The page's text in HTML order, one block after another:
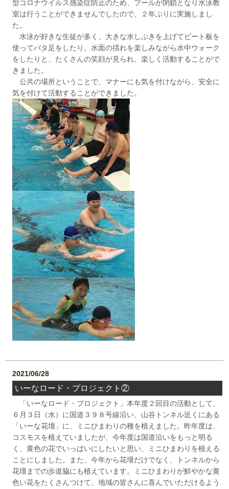
型コロナウイルス感染症防止のため、プールが閉鎖となり水泳教
室は行うことができませんでしたので、２年ぶりに実施しまし
た。
水泳が好きな生徒が多く、大きな水しぶきを上げてビート板を
使ってバタ足をしたり、水面の揺れを楽しみながら水中ウォーク
をしたりと、たくさんの笑顔が見られ、楽しく活動することがで
きました。
公共の場所ということで、マナーにも気を付けながら、安全に
気を付けて活動することができました。
2021/06/28
いーなロード・プロジェクト②
「いーなロード・プロジェクト」本年度２回目の活動として、
６月３日（水）に国道３９８号線沿い、山谷トンネル近くにある
「いーな花壇」に、ミニひまわりの種を植えました。昨年度は、
コスモスを植えていましたが、今年度は国道沿いをもっと明る
く、黄色の花でいっぱいにしたいと思い、ミニひまわりを植える
ことにしました。また、今年から花壇だけでなく、トンネルから
花壇までの歩道脇にも植えています。ミニひまわりが鮮やかな黄
色い花をたくさんつけて、地域の皆さんに喜んでいただけるよう